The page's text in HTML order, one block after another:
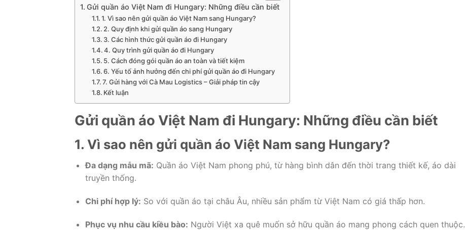
Gửi quần áo Việt Nam đi Hungary: Những điều cần biết
1. Vì sao nên gửi quần áo Việt Nam sang Hungary?
2. Quy định khi gửi quần áo sang Hungary
3. Các hình thức gửi quần áo đi Hungary
4. Quy trình gửi quần áo đi Hungary
5. Cách đóng gói quần áo an toàn và tiết kiệm
6. Yếu tố ảnh hưởng đến chi phí gửi quần áo đi Hungary
7. Gửi hàng với Cà Mau Logistics – Giải pháp tin cậy
Kết luận
Gửi quần áo Việt Nam đi Hungary: Những điều cần biết
1. Vì sao nên gửi quần áo Việt Nam sang Hungary?
Đa dạng mẫu mã: Quần áo Việt Nam phong phú, từ hàng bình dân đến thời trang thiết kế, áo dài
truyền thống.
Chi phí hợp lý: So với quần áo tại châu Âu, nhiều sản phẩm từ Việt Nam có giá thấp hơn.
Phục vụ nhu cầu kiều bào: Người Việt xa quê muốn sở hữu quần áo mang phong cách quen thuộc.